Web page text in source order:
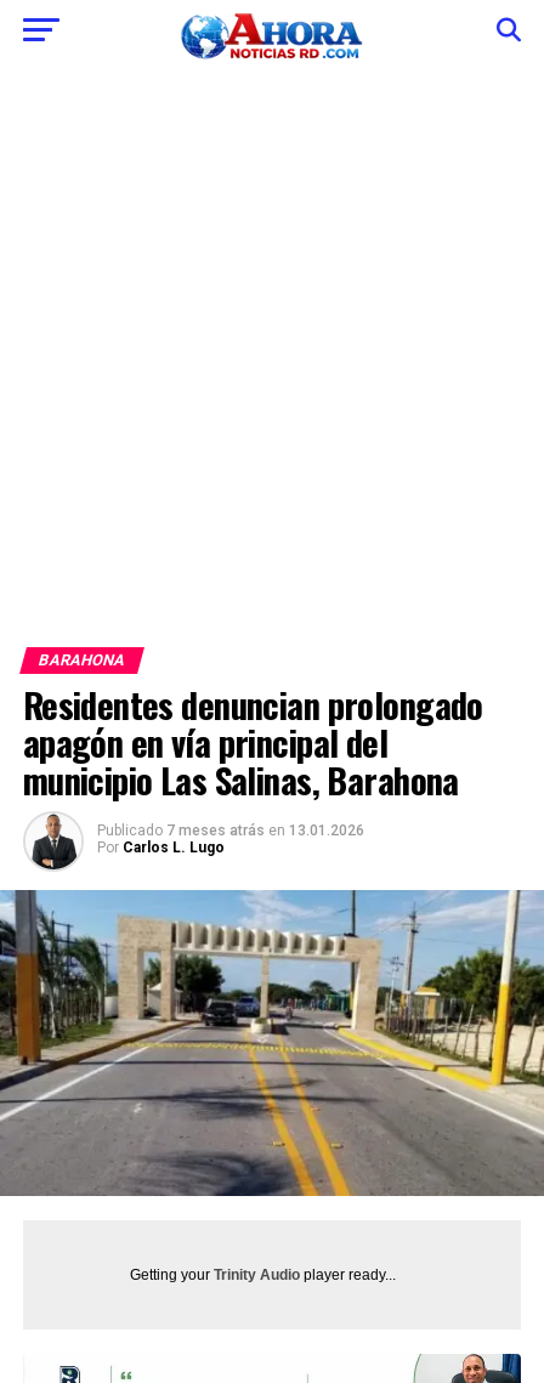
BARAHONA
Residentes denuncian prolongado
apagón en vía principal del
municipio Las Salinas, Barahona
Publicado 7 meses atrás en 13.01.2026
Por Carlos L. Lugo
Getting your Trinity Audioplayer ready...